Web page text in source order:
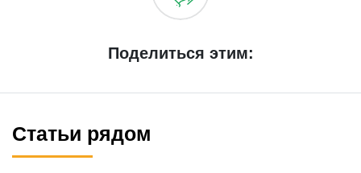
Поделиться этим:
Статьи рядом